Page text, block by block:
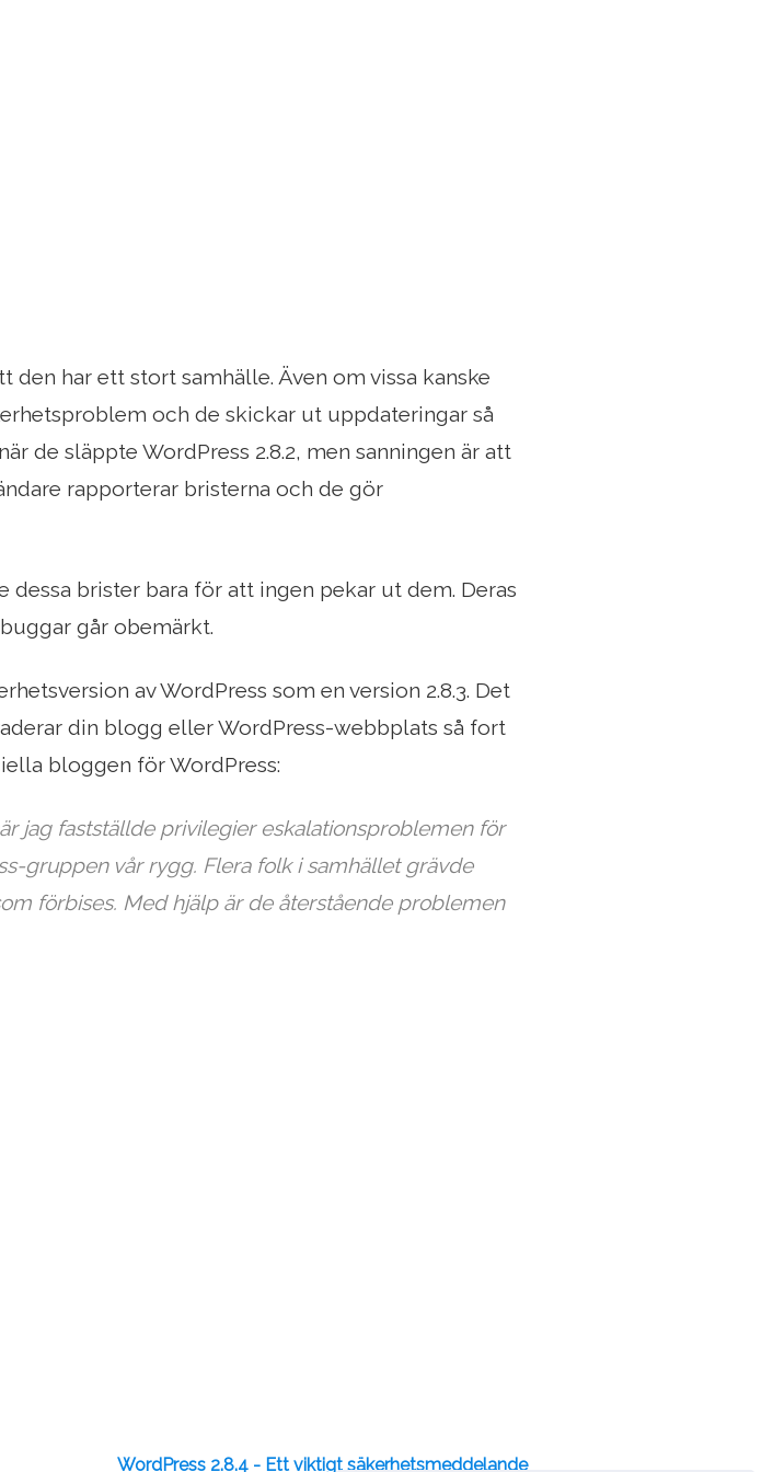
den har ett stort samhälle. Även om vissa kanske
och de skickar ut uppdateringar så
de släppte WordPress 2.8.2, men sanningen är att
rapporterar bristerna och de gör
dessa brister bara för att ingen pekar ut dem. Deras
går obemärkt.
av WordPress som en version 2.8.3. Det
din blogg eller WordPress-webbplats så fort
bloggen för WordPress:
jag fastställde privilegier eskalationsproblemen för
gruppen vår rygg. Flera folk i samhället grävde
förbises. Med hjälp är de återstående problemen
WordPress 2.8.4 - Ett viktigt säkerhetsmeddelande